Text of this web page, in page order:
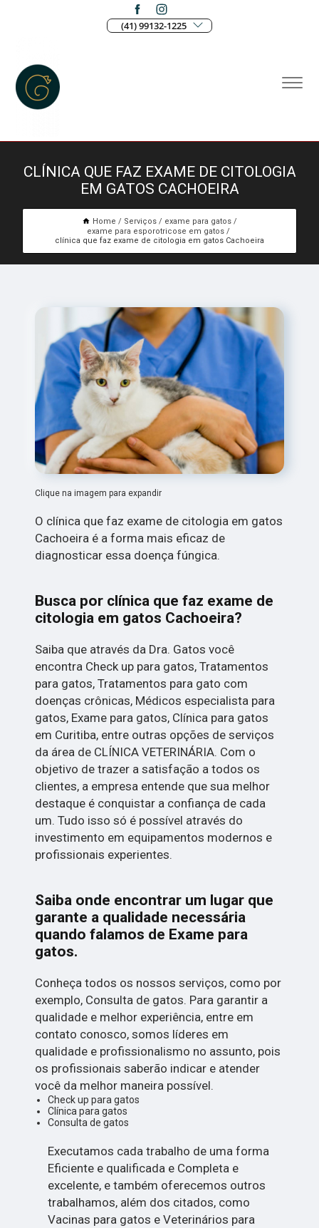
(41) 99132-1225
CLÍNICA QUE FAZ EXAME DE CITOLOGIA
EM GATOS CACHOEIRA
Home Serviços
exame para gatos
exame para esporotricose em gatos
clínica que faz exame de citologia em gatos Cachoeira
Clique na imagem para expandir
O clínica que faz exame de citologia em gatos
Cachoeira é a forma mais eficaz de
diagnosticar essa doença fúngica.
Busca por clínica que faz exame de
citologia em gatos Cachoeira?
Saiba que através da Dra. Gatos você
encontra Check up para gatos, Tratamentos
para gatos, Tratamentos para gato com
doenças crônicas, Médicos especialista para
gatos, Exame para gatos, Clínica para gatos
em Curitiba, entre outras opções de serviços
da área de CLÍNICA VETERINÁRIA. Com o
objetivo de trazer a satisfação a todos os
clientes, a empresa entende que sua melhor
destaque é conquistar a confiança de cada
um. Tudo isso só é possível através do
investimento em equipamentos modernos e
profissionais experientes.
Saiba onde encontrar um lugar que
garante a qualidade necessária
quando falamos de Exame para
gatos.
Conheça todos os nossos serviços, como por
exemplo, Consulta de gatos. Para garantir a
qualidade e melhor experiência, entre em
contato conosco, somos líderes em
qualidade e profissionalismo no assunto, pois
os profissionais saberão indicar e atender
você da melhor maneira possível.
Check up para gatos
Clínica para gatos
Consulta de gatos
Executamos cada trabalho de uma forma
Eficiente e qualificada e Completa e
excelente, e também oferecemos outros
trabalhamos, além dos citados, como
Vacinas para gatos e Veterinários para